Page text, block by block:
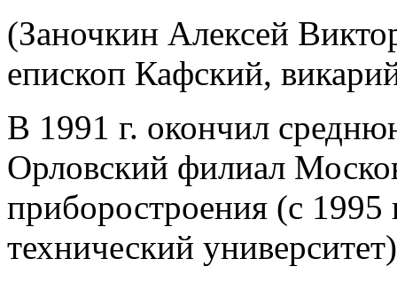
(Заночкин Алексей
епископ Кафский,
В 1991 г. окончил
Орловский филиал
приборостроения (с 1995
технический